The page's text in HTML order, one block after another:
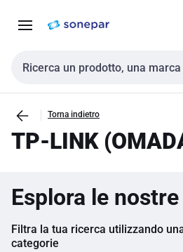
navigazione alla
Cerca input
Torna indietro
TP-LINK
Esplora le
Filtra la tua ricerca utilizzando
categorie